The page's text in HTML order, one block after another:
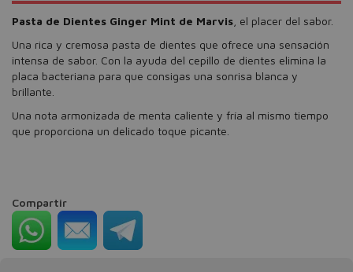
Pasta de Dientes Ginger Mint de Marvis , el placer del sabor.
Una rica y cremosa pasta de dientes que ofrece una sensación
intensa de sabor. Con la ayuda del cepillo de dientes elimina la
placa bacteriana para que consigas una sonrisa blanca y
brillante.
Una nota armonizada de menta caliente y fría al mismo tiempo
que proporciona un delicado toque picante.
Compartir